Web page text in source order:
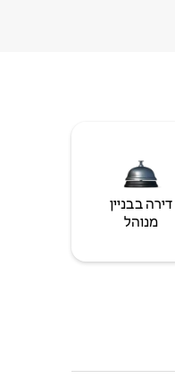
דירה בבניין
מנוהל